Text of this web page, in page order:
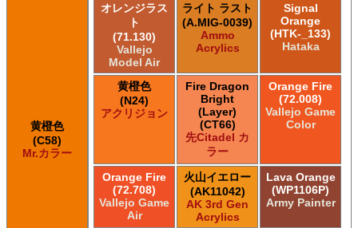
黄橙色
(C58)
Mr.カラー
オレンジラス
ト
(71.130)
Vallejo
Model Air
ライト ラスト
(A.MIG-0039)
Ammo
Acrylics
Signal
Orange
(HTK-_133)
Hataka
黄橙色
(N24)
アクリジョン
Fire Dragon
Bright
(Layer)
(CT66)
先Citadel カ
ラー
Orange Fire
(72.008)
Vallejo Game
Color
Orange Fire
(72.708)
Vallejo Game
Air
火山イエロー
(AK11042)
AK 3rd Gen
Acrylics
Lava Orange
(WP1106P)
Army Painter